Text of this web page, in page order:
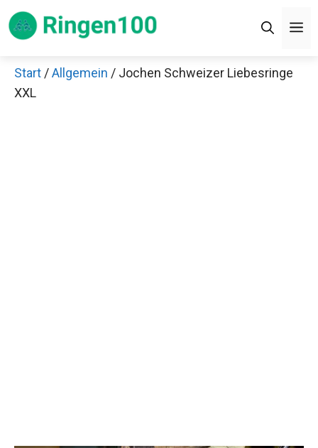
Zum
Inhalt
Start /Allgemein / Jochen Schweizer Liebesringe
XXL